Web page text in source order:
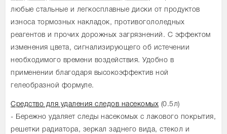
любые стальные и легкосплавные диски от продуктов
износа тормозных накладок, противогололедных
реагентов и прочих дорожных загрязнений. С эффектом
изменения цвета, сигнализирующего об истечении
необходимого времени воздействия. Удобно в
применении благодаря высокоэффектив ной
гелеобразной формуле.
Средство для удаления следов насекомых (0.5л)
- Бережно удаляет следы насекомых с лакового покрытия,
решетки радиатора, зеркал заднего вида, стекол и